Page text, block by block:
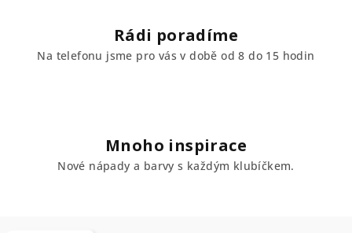
Rádi poradíme
Na telefonu jsme pro vás v době od 8 do 15 hodin
Mnoho inspirace
Nové nápady a barvy s každým klubíčkem.